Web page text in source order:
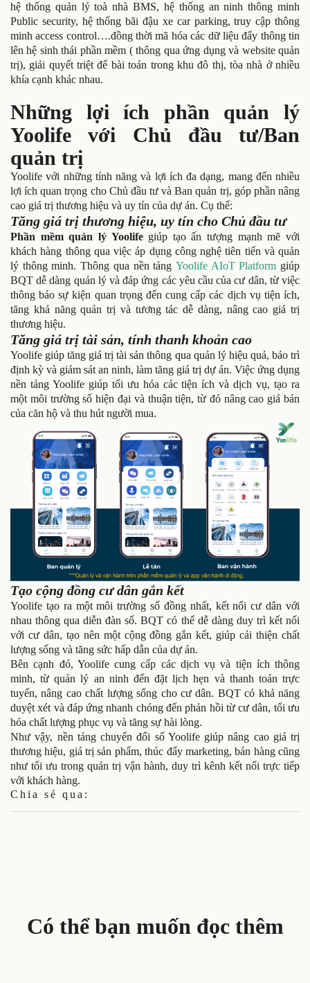
hệ thống quản lý toà nhà BMS, hệ thống an ninh thông minh
Public security, hệ thống bãi đậu xe car parking, truy cập thông
minh access control….đồng thời mã hóa các dữ liệu đẩy thông tin
lên hệ sinh thái phần mềm ( thông qua ứng dụng và website quản
trị), giải quyết triệt để bài toán trong khu đô thị, tòa nhà ở nhiều
khía cạnh khác nhau.
Những lợi ích phần quản lý
Yoolife với Chủ đầu tư/Ban
quản trị
Yoolife với những tính năng và lợi ích đa dạng, mang đến nhiều
lợi ích quan trọng cho Chủ đầu tư và Ban quản trị, góp phần nâng
cao giá trị thương hiệu và uy tín của dự án. Cụ thể:
Tăng giá trị thương hiệu, uy tín cho Chủ đầu tư
Phần mềm quản lý Yoolifegiúp tạo ấn tượng mạnh mẽ với
khách hàng thông qua việc áp dụng công nghệ tiên tiến và quản
lý thông minh. Thông qua nền tảng Yoolife AIoT Platform giúp
BQT dễ dàng quản lý và đáp ứng các yêu cầu của cư dân, từ việc
thông báo sự kiện quan trọng đến cung cấp các dịch vụ tiện ích,
tăng khả năng quản trị và tương tác dễ dàng, nâng cao giá trị
thương hiệu.
Tăng giá trị tài sản, tính thanh khoản cao
Yoolife giúp tăng giá trị tài sản thông qua quản lý hiệu quả, bảo trì
định kỳ và giám sát an ninh, làm tăng giá trị dự án. Việc ứng dụng
nền tảng Yoolife giúp tối ưu hóa các tiện ích và dịch vụ, tạo ra
một môi trường số hiện đại và thuận tiện, từ đó nâng cao giá bán
của căn hộ và thu hút người mua.
Tạo cộng đồng cư dân gắn kết
Yoolife tạo ra một môi trường số đồng nhất, kết nối cư dân với
nhau thông qua diễn đàn số. BQT có thể dễ dàng duy trì kết nối
với cư dân, tạo nên một cộng đồng gắn kết, giúp cải thiện chất
lượng sống và tăng sức hấp dẫn của dự án.
Bên cạnh đó, Yoolife cung cấp các dịch vụ và tiện ích thông
minh, từ quản lý an ninh đến đặt lịch hẹn và thanh toán trực
tuyến, nâng cao chất lượng sống cho cư dân. BQT có khả năng
duyệt xét và đáp ứng nhanh chóng đến phản hồi từ cư dân, tối ưu
hóa chất lượng phục vụ và tăng sự hài lòng.
Như vậy, nền tảng chuyển đổi số Yoolife giúp nâng cao giá trị
thương hiệu, giá trị sản phẩm, thúc đẩy marketing, bán hàng cũng
như tối ưu trong quản trị vận hành, duy trì kênh kết nối trực tiếp
với khách hàng.
Chia sẻ qua:
Có thể bạn muốn đọc thêm